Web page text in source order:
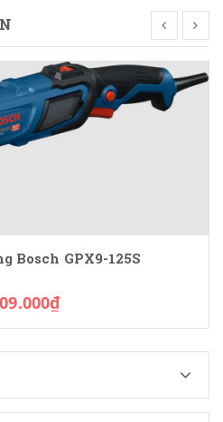
Bosch GPX9-125S